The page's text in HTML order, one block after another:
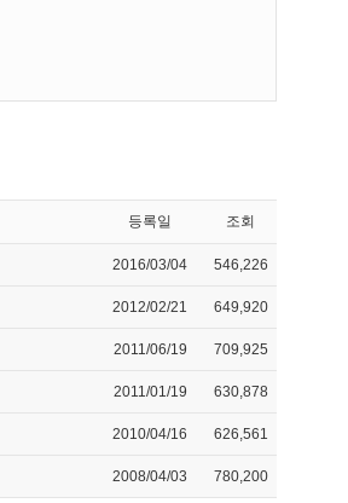
등록일 조회
2016/03/04 546,226
2012/02/21 649,920
2011/06/19 709,925
2011/01/19 630,878
2010/04/16 626,561
2008/04/03 780,200